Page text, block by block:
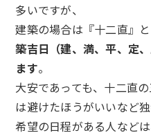
多いですが、
建築の場合は『十二直』
築吉日（建、満、平、定
ます。
大安であっても、十二直
は避けたほうがいいなど
希望の日程がある人など